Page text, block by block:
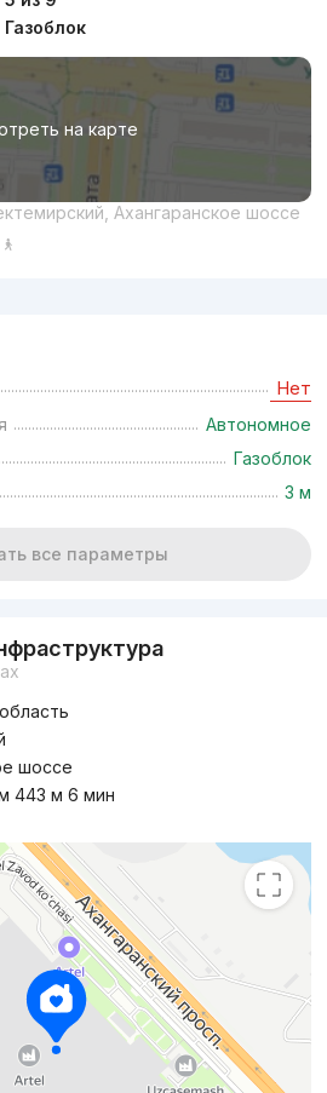
Газоблок
на карте
Ахангаранское шоссе
Нет
Автономное
Газоблок
3 м
все параметры
шоссе
443 м 6 мин